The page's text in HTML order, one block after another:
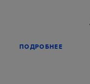
ПОДРОБНЕЕ